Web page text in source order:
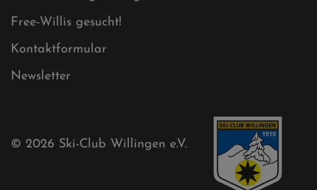
Aktuelles
Akkreditierungsantrag
Free-Willis gesucht!